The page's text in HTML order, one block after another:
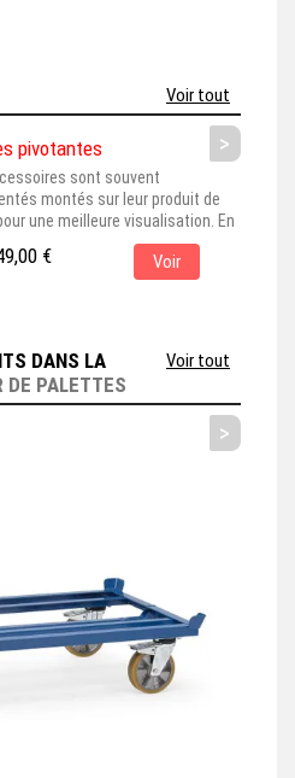
Voir tout
>
pivotantes
sont souvent
montés sur leur produit de
une meilleure visualisation. En
cet accessoire, assurez-vous
bien adapté au produit principal
avez sélectionné. Cet
2475, 2476, 2452, 1245.6,
€ Voir
DANS LA
DE PALETTES
Voir tout
>